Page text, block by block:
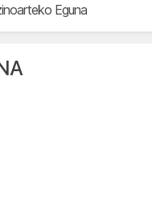
Eguna